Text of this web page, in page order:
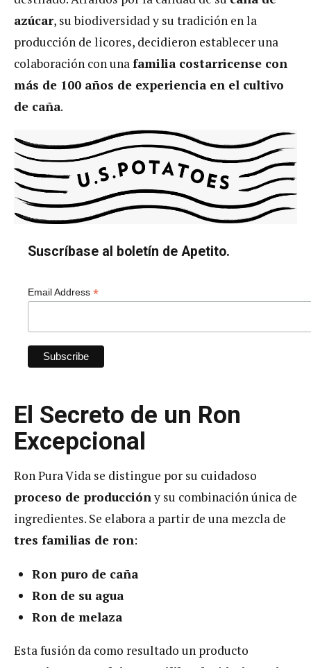
azúcar, su biodiversidad y su tradición en la
producción de licores, decidieron establecer una
colaboración con unafamilia costarricense con
más de 100 años de experiencia en el cultivo
de caña.
Suscríbase al boletín de Apetito.
Email Address *
El Secreto de un Ron
Excepcional
Ron Pura Vida se distingue por su cuidadoso
proceso de produccióny su combinación única de
ingredientes. Se elabora a partir de una mezcla de
tres familias de ron:
Ron puro de caña
Ron de su agua
Ron de melaza
Esta fusión da como resultado un producto